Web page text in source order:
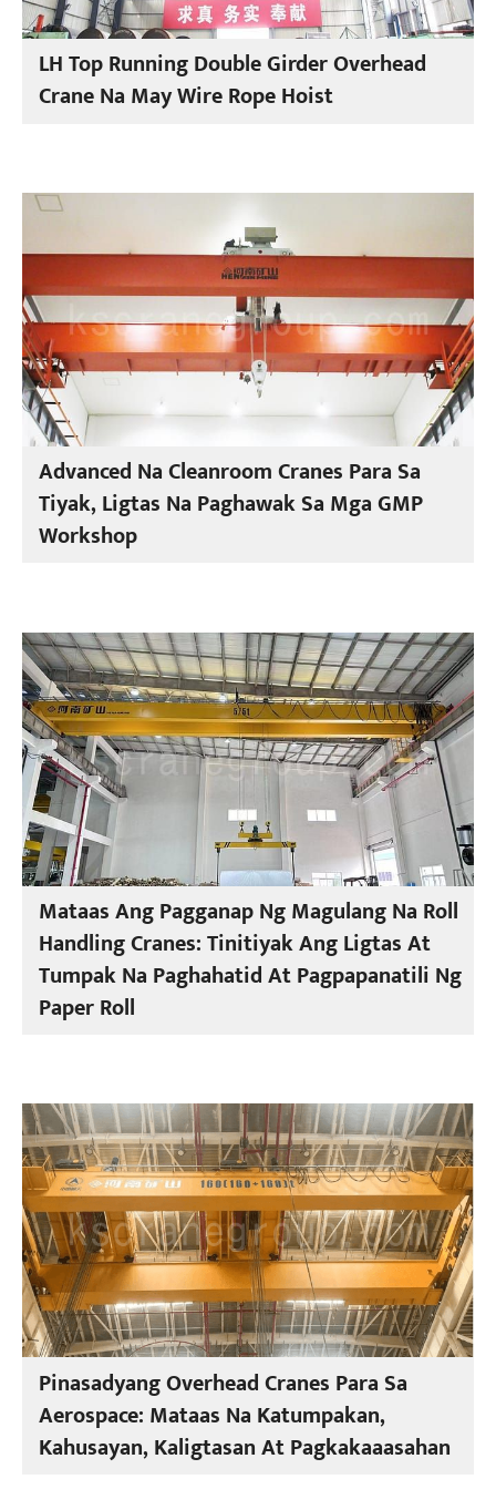
LH Top Running Double Girder Overhead
Crane Na May Wire Rope Hoist
Advanced Na Cleanroom Cranes Para Sa
Tiyak, Ligtas Na Paghawak Sa Mga GMP
Workshop
Mataas Ang Pagganap Ng Magulang Na Roll
Handling Cranes: Tinitiyak Ang Ligtas At
Tumpak Na Paghahatid At Pagpapanatili Ng
Paper Roll
Pinasadyang Overhead Cranes Para Sa
Aerospace: Mataas Na Katumpakan,
Kahusayan, Kaligtasan At Pagkakaaasahan